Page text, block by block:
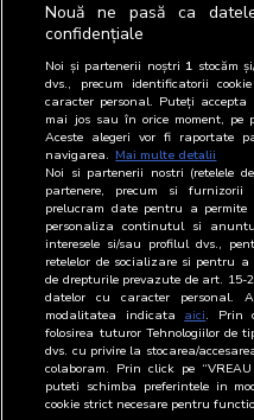
SUSTENABILE CU
(BASF)
17
ASCULTĂ EPISODUL
ÎNVEȚI DIN GREȘELI
AFACEREA AGRICOLĂ
GRĂDINARU
platforme
18
ASCULTĂ EPISODUL
ADAPTEAZĂ
ROMÂNEASCĂ LA
SUSTENABILITĂȚII?
19
ASCULTĂ EPISODUL
TRANSFORMI O
ÎNTR-O AFACERE
platforme
Nouă ne pasă ca
confidențiale
Noi și partenerii noștri 1 stocăm
dvs., precum identificatorii
caracter personal. Puteți
mai jos sau în orice moment, pe
Aceste alegeri vor fi raportate
navigarea. Mai multe detalii
Noi si partenerii nostri (retelele
partenere, precum si
prelucram date pentru a
personaliza continutul si
interesele si/sau profilul dvs.,
retelelor de socializare si pentru
de drepturile prevazute de art.
datelor cu caracter personal.
modalitatea indicata aici. Prin
folosirea tuturor Tehnologiilor de
dvs. cu privire la stocarea/
colaboram. Prin click pe
puteti schimba preferintele in
cookie strict necesare pentru